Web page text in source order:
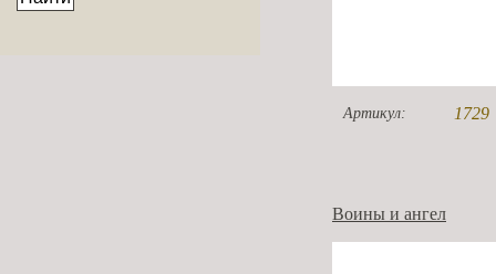
Артикул: 1729
Воины и ангел